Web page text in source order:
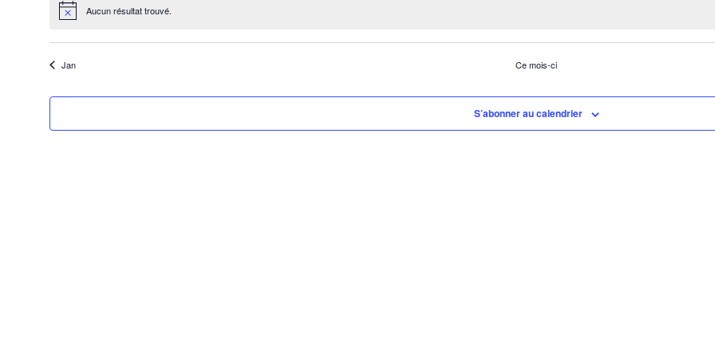
Notice Aucun résultat trouvé.
Jan Ce mois-ci
S’abonner au calendrier